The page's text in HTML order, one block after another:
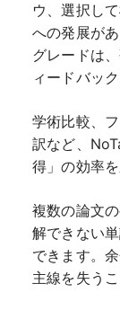
ウ、選択し
への発展が
グレードは
ィードバッ
学術比較、
訳など、
得」の効率
複数の論文
解できない
できます。
主線を失う